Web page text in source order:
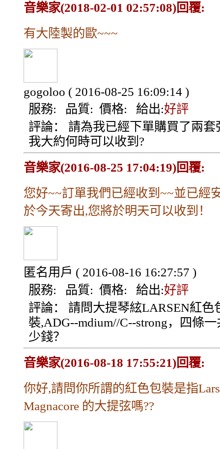
音樂家(2018-02-01 02:57:08)回覆:
有大陸製的歐~~~
gogoloo ( 2016-08-25 16:09:14 )
服務: 品質: 價格: 給出:好評
評論：
請為我已經下單購買了兩套
我大約何時可以收到?
音樂家(2016-08-25 17:04:19)回覆:
您好~~訂單我們已經收到~~並已經
於今天寄出,您將於明天可以收到！
匿名用戶 ( 2016-08-16 16:27:57 )
服務: 品質: 價格: 給出:好評
評論：
請問大提琴絃LARSEN紅色
裝,ADG--mdium//C--strong，四條
少錢？
音樂家(2016-08-18 17:55:21)回覆:
你好,請問你所謂的紅色包裝是指
Magnacore 的大提弦嗎??